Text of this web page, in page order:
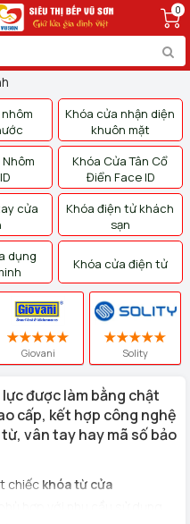
0
Khóa cửa nhận diện
khuôn mặt
Khóa Cửa Tân Cổ
Điển Face ID
cửa
Khóa điện tử khách
sạn
dụng
Khóa cửa điện tử
Giovani Solity
được làm bằng chật
cấp, kết hợp công nghệ
vân tay hay mã số bảo
chiếc khóa từ cửa